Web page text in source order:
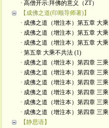
· 高僧开示:拜佛的意义（ZT）
【成佛之道(印顺导师著)】
· 成佛之道（增注本）第五章 大乘
· 成佛之道（增注本）第五章 大乘
· 成佛之道（增注本）第五章 大乘
· 第五章 大乘不共法 (1)
· 成佛之道（增注本）第四章 三乘
· 成佛之道（增注本）第四章 三乘
· 成佛之道（增注本）第四章 三乘
· 成佛之道（增注本）第四章 三乘
· 成佛之道（增注本）第四章 三乘
· 成佛之道（增注本）第四章 三乘
【静思语】